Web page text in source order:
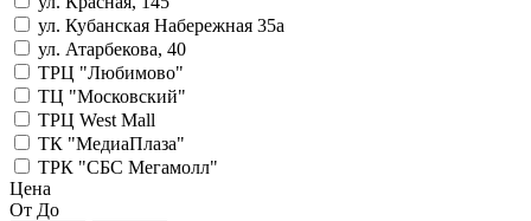
ул. Кубанская Набережная 35а
ул. Атарбекова, 40
ТРЦ "Любимово"
ТЦ "Московский"
ТРЦ West Mall
ТК "МедиаПлаза"
ТРК "СБС Мегамолл"
Цена
От До